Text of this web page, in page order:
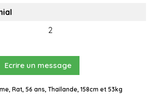
2
Ecrire un message
Rat, 56 ans, Thaïlande, 158cm et 53kg